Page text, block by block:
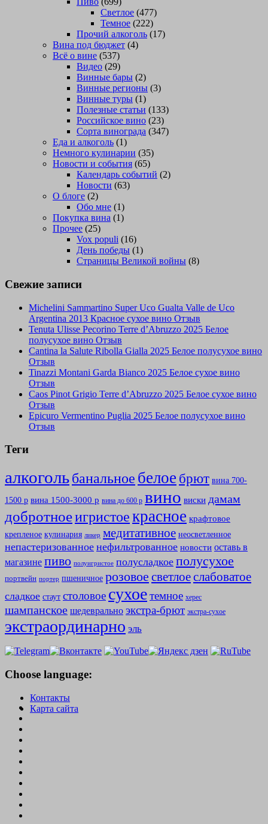
Светлое (477)
Темное (222)
Прочий алкоголь (17)
Вина под бюджет (4)
Всё о вине (537)
Видео (29)
Винные бары (2)
Винные регионы (3)
Винные туры (1)
Полезные статьи (133)
Российское вино (23)
Сорта винограда (347)
Еда и алкоголь (1)
Немного кулинарии (35)
Новости и события (65)
Календарь событий (2)
Новости (63)
О блоге (2)
Обо мне (1)
Покупка вина (1)
Прочее (25)
Vox populi (16)
День победы (1)
Страницы Великой войны (8)
Свежие записи
Michelini Sammartino Super Uco Gualta Valle de Uco
Argentina 2013 Красное сухое вино Отзыв
Tenuta Ulisse Pecorino Terre d’Abruzzo 2025 Белое
полусухое вино Отзыв
Cantina la Salute Ribolla Gialla 2025 Белое полусухое вино
Отзыв
Tinazzi Montani Garda Bianco 2025 Белое сухое вино
Отзыв
Caos Pinot Grigio Terre d’Abruzzo 2025 Белое сухое вино
Отзыв
Epicuro Vermentino Puglia 2025 Белое полусухое вино
Отзыв
Теги
алкогольбанальное белое брют вина 700-
1500 р вина 1500-3000 р вина до 600 р вино виски дамам
добротноеигристоекрасное крафтовое
крепленое кулинария ликер медитативное неосветленное
непастеризованное нефильтрованное новости оставь в
магазине пиво полуигристое полусладкое полусухое
портвейн портер пшеничное розовое светлоеслабоватое
сладкое стаут столовое сухоетемное херес
шампанское шедеврально экстра-брют экстра-сухое
экстраординарно эль
Choose language:
Контакты
Карта сайта